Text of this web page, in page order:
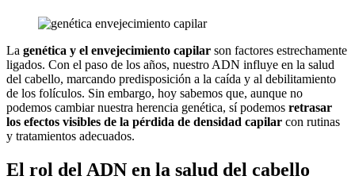
La genética y el envejecimiento capilar son factores estrechamente
ligados. Con el paso de los años, nuestro ADN influye en la salud
del cabello, marcando predisposición a la caída y al debilitamiento
de los folículos. Sin embargo, hoy sabemos que, aunque no
podemos cambiar nuestra herencia genética, sí podemos retrasar
los efectos visibles de la pérdida de densidad capilar con rutinas
y tratamientos adecuados.
El rol del ADN en la salud del cabello